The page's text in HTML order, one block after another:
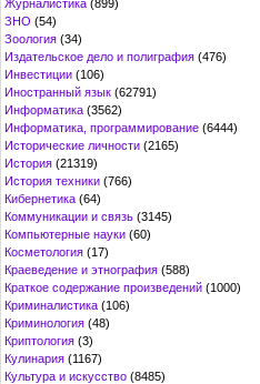
Журналистика (899)
ЗНО (54)
Зоология (34)
Издательское дело и полиграфия (476)
Инвестиции (106)
Иностранный язык (62791)
Информатика (3562)
Информатика, программирование (6444)
Исторические личности (2165)
История (21319)
История техники (766)
Кибернетика (64)
Коммуникации и связь (3145)
Компьютерные науки (60)
Косметология (17)
Краеведение и этнография (588)
Краткое содержание произведений (1000)
Криминалистика (106)
Криминология (48)
Криптология (3)
Кулинария (1167)
Культура и искусство (8485)